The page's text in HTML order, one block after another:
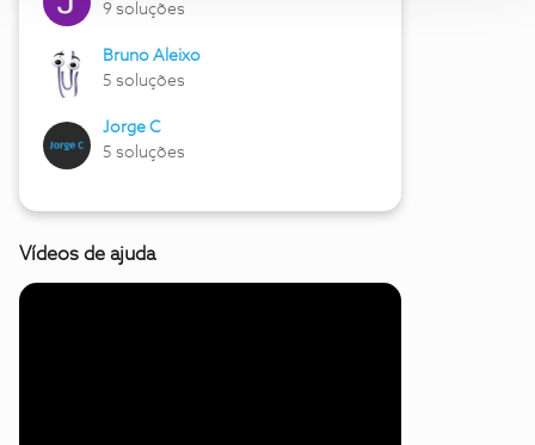
9 soluções
Bruno Aleixo
5 soluções
Jorge C
5 soluções
Vídeos de ajuda